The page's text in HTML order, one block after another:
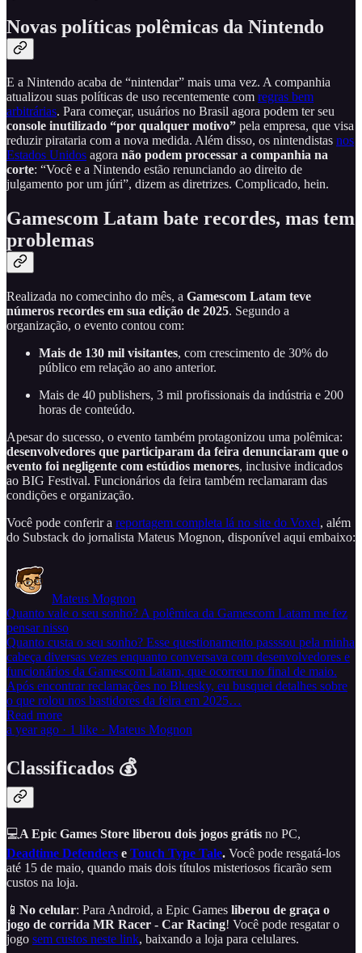
Novas políticas polêmicas da Nintendo
E a Nintendo acaba de “nintendar” mais uma vez. A companhia
atualizou suas políticas de uso recentemente com regras bem
arbitrárias. Para começar, usuários no Brasil agora podem ter seu
console inutilizado “por qualquer motivo” pela empresa, que visa
reduzir pirataria com a nova medida. Além disso, os nintendistas nos
Estados Unidos agora não podem processar a companhia na
corte: “Você e a Nintendo estão renunciando ao direito de
julgamento por um júri”, dizem as diretrizes. Complicado, hein.
Gamescom Latam bate recordes, mas tem
problemas
Realizada no comecinho do mês, a Gamescom Latam teve
números recordes em sua edição de 2025. Segundo a
organização, o evento contou com:
Mais de 130 mil visitantes, com crescimento de 30% do
público em relação ao ano anterior.
Mais de 40 publishers, 3 mil profissionais da indústria e 200
horas de conteúdo.
Apesar do sucesso, o evento também protagonizou uma polêmica:
desenvolvedores que participaram da feira denunciaram que o
evento foi negligente com estúdios menores, inclusive indicados
ao BIG Festival. Funcionários da feira também reclamaram das
condições e organização.
Você pode conferir a reportagem completa lá no site do Voxel, além
do Substack do jornalista Mateus Mognon, disponível aqui embaixo:
Mateus Mognon
Quanto vale o seu sonho? A polêmica da Gamescom Latam me fez
pensar nisso
Quanto custa o seu sonho? Esse questionamento passsou pela minha
cabeça diversas vezes enquanto conversava com desenvolvedores e
funcionários da Gamescom Latam, que ocorreu no final de maio.
Após encontrar reclamações no Bluesky, eu busquei detalhes sobre
o que rolou nos bastidores da feira em 2025…
Read more
a year ago · 1 like · Mateus Mognon
Classificados 💰
💻A Epic Games Store liberou dois jogos grátis no PC,
Deadtime Defenders e Touch Type Tale. Você pode resgatá-los
até 15 de maio, quando mais dois títulos misteriosos ficarão sem
custos na loja.
📱 No celular: Para Android, a Epic Games liberou de graça o
jogo de corrida MR Racer - Car Racing! Você pode resgatar o
jogo sem custos neste link, baixando a loja para celulares.